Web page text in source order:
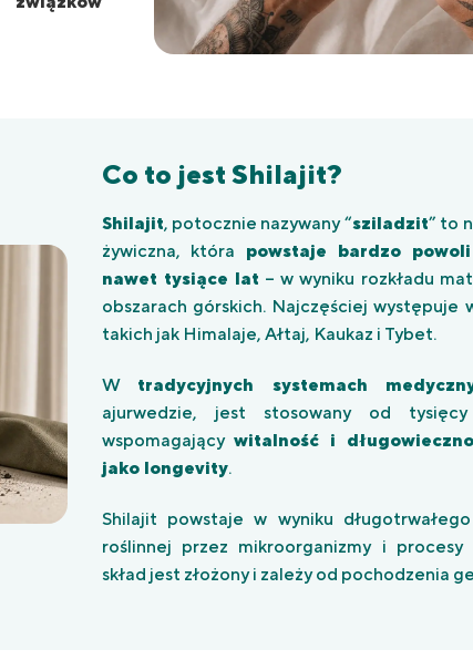
Co to jest Shilajit?
Shilajit, potocznie nazywany “sziladzit” to
żywiczna, która powstaje bardzo
nawet tysiące lat – w wyniku rozkładu
obszarach górskich. Najczęściej występuje
takich jak Himalaje, Ałtaj, Kaukaz i Tybet.
W tradycyjnych systemach
ajurwedzie, jest stosowany od
wspomagającywitalność i
jako longevity.
Shilajit powstaje w wyniku
roślinnej przez mikroorganizmy i procesy
skład jest złożony i zależy od pochodzenia